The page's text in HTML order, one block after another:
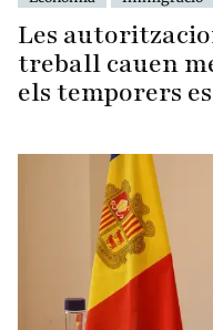
Les
treball cauen
els temporers